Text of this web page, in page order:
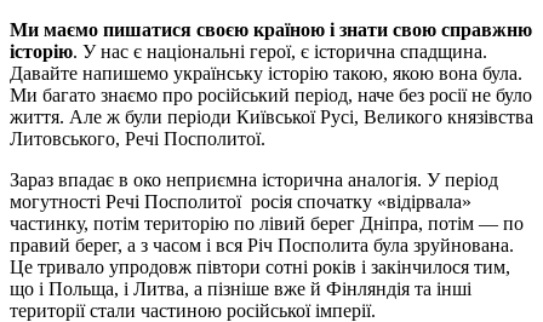
Ми маємо пишатися своєю країною і знати свою справжню
історію. У нас є національні герої, є історична спадщина.
Давайте напишемо українську історію такою, якою вона була.
Ми багато знаємо про російський період, наче без росії не було
життя. Але ж були періоди Київської Русі, Великого князівства
Литовського, Речі Посполитої.
Зараз впадає в око неприємна історична аналогія. У період
могутності Речі Посполитої росія спочатку «відірвала»
частинку, потім територію по лівий берег Дніпра, потім — по
правий берег, а з часом і вся Річ Посполита була зруйнована.
Це тривало упродовж півтори сотні років і закінчилося тим,
що і Польща, і Литва, а пізніше вже й Фінляндія та інші
території стали частиною російської імперії.